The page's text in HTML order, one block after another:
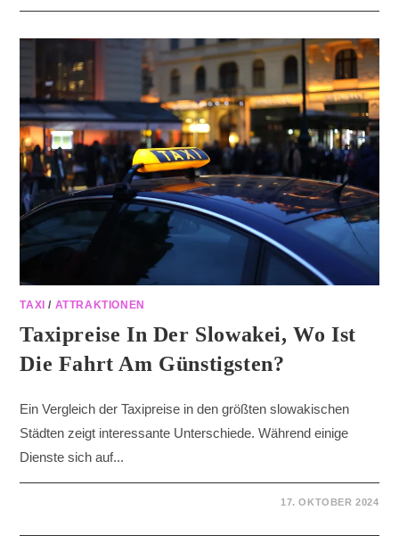
TAXI / ATTRAKTIONEN
Taxipreise In Der Slowakei, Wo Ist
Die Fahrt Am Günstigsten?
Ein Vergleich der Taxipreise in den größten slowakischen
Städten zeigt interessante Unterschiede. Während einige
Dienste sich auf...
17. OKTOBER 2024